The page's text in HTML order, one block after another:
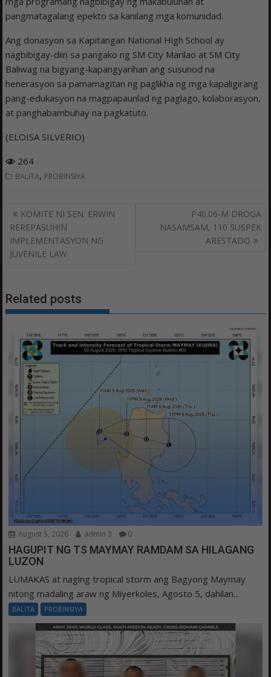
pangmatagalang epekto sa kanilang mga komunidad.
Ang donasyon sa Kapitangan National High School ay
nagbibigay-diin sa pangako ng SM City Marilao at SM City
Baliwag na bigyang-kapangyarihan ang susunod na
henerasyon sa pamamagitan ng paglikha ng mga kapaligirang
pang-edukasyon na magpapaunlad ng paglago, kolaborasyon,
at panghabambuhay na pagkatuto.
(ELOISA SILVERIO)
264
BALITA, PROBINSIYA
Post
navigation
KOMITE NI SEN. ERWIN
REREPASUHIN
IMPLEMENTASYON NG
JUVENILE LAW
P40.06-M DROGA
NASAMSAM, 110 SUSPEK
ARESTADO
Related posts
August 5, 2026 admin 3 0
HAGUPIT NG TS MAYMAY RAMDAM SA HILAGANG
LUZON
LUMAKAS at naging tropical storm ang Bagyong Maymay
nitong madaling araw ng Miyerkoles, Agosto 5, dahilan...
BALITA PROBINSIYA